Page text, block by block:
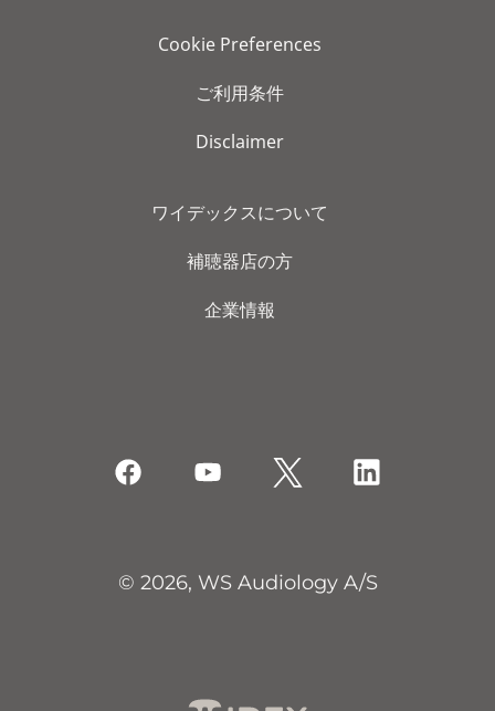
Cookie Preferences
ご利用条件
Disclaimer
ワイデックスについて
補聴器店の方
企業情報
© 2026, WS Audiology A/S